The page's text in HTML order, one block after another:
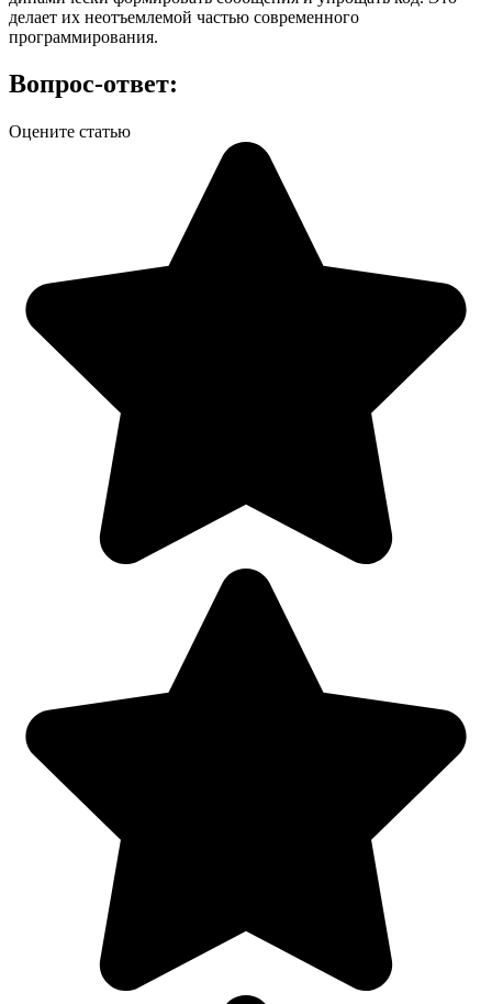
делает их неотъемлемой частью современного
программирования.
Вопрос-ответ:
Оцените статью